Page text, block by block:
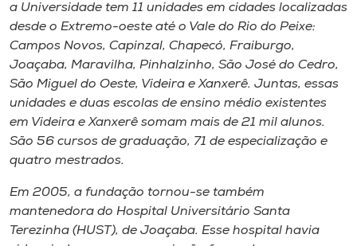
a Universidade tem 11 unidades em cidades localizadas
desde o Extremo-oeste até o Vale do Rio do Peixe:
Campos Novos, Capinzal, Chapecó, Fraiburgo,
Joaçaba, Maravilha, Pinhalzinho, São José do Cedro,
São Miguel do Oeste, Videira e Xanxerê. Juntas, essas
unidades e duas escolas de ensino médio existentes
em Videira e Xanxerê somam mais de 21 mil alunos.
São 56 cursos de graduação, 71 de especialização e
quatro mestrados.
Em 2005, a fundação tornou-se também
mantenedora do Hospital Universitário Santa
Terezinha (HUST), de Joaçaba. Esse hospital havia